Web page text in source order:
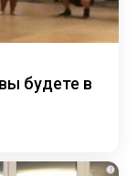
будете в
i